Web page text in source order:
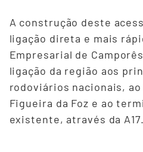
A construção deste
ligação direta e mais
Empresarial de
ligação da região aos
rodoviários nacionais,
Figueira da Foz e ao
existente, através da A17.